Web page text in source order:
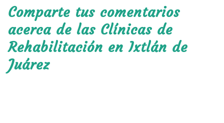
Santa Cruz Yagavila
Santo Domingo Cacalotepec
68727 San Juan Anyogila
68727
Comparte tus comentarios
acerca de las Clínicas de
Rehabilitación en Ixtlán de
Juárez